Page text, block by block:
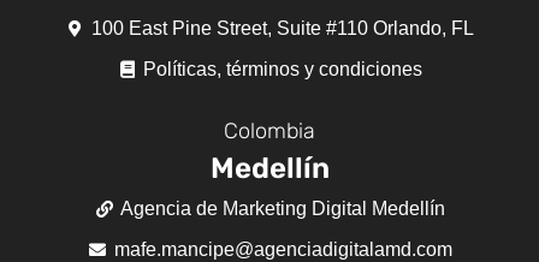
100 East Pine Street, Suite #110 Orlando, FL
Políticas, términos y condiciones
Colombia
Medellín
Agencia de Marketing Digital Medellín
mafe.mancipe@agenciadigitalamd.com